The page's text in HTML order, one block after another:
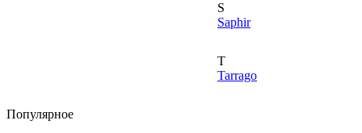
S
Saphir
T
Tarrago
Популярное